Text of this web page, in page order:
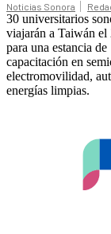
Noticias Sonora
30 universitarios
viajarán a Taiwán el
para una estancia de
capacitación en
electromovilidad,
energías limpias.